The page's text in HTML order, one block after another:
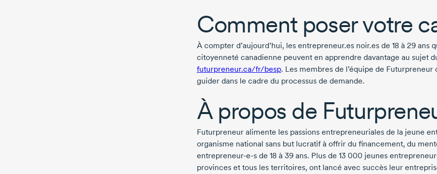
Comment poser votre
À compter d’aujourd’hui, les entrepreneur.es noir.es de 18 à 29 ans
citoyenneté canadienne peuvent en apprendre davantage au sujet
futurpreneur.ca/fr/besp. Les membres de l’équipe de
guider dans le cadre du processus de demande.
À propos de
Futurpreneur alimente les passions entrepreneuriales de la jeune
organisme national sans but lucratif à offrir du financement, du
entrepreneur-e-s de 18 à 39 ans. Plus de 13 000 jeunes
provinces et tous les territoires, ont lancé avec succès leur